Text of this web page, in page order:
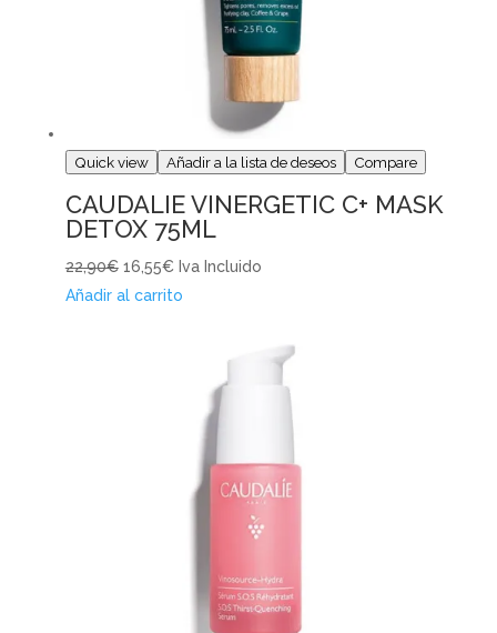
Quick view Añadir a la lista de deseos Compare
CAUDALIE VINERGETIC C+ MASK
DETOX 75ML
22,90€ 16,55€ Iva Incluido
Añadir al carrito